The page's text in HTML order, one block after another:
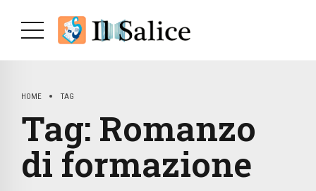
HOME TAG
Tag: Romanzo
di formazione